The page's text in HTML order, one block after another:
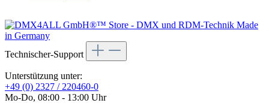
Technischer-Support
Unterstützung unter:
+49 (0) 2327 / 220460-0
Mo-Do, 08:00 - 13:00 Uhr